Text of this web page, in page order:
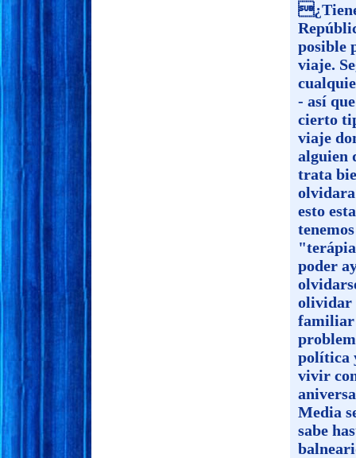
posible
viaje.
- así
cierto
viaje
alguien
trata
olvidara
esto
poder
olividar
familiar
política
vivir
Media
sabe